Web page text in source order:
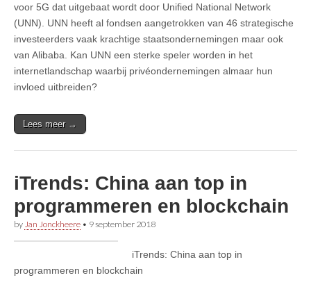
voor 5G dat uitgebaat wordt door Unified National Network
(UNN). UNN heeft al fondsen aangetrokken van 46 strategische
investeerders vaak krachtige staatsondernemingen maar ook
van Alibaba. Kan UNN een sterke speler worden in het
internetlandschap waarbij privéondernemingen almaar hun
invloed uitbreiden?
Lees meer →
iTrends: China aan top in
programmeren en blockchain
by Jan Jonckheere • 9 september 2018
iTrends: China aan top in
programmeren en blockchain